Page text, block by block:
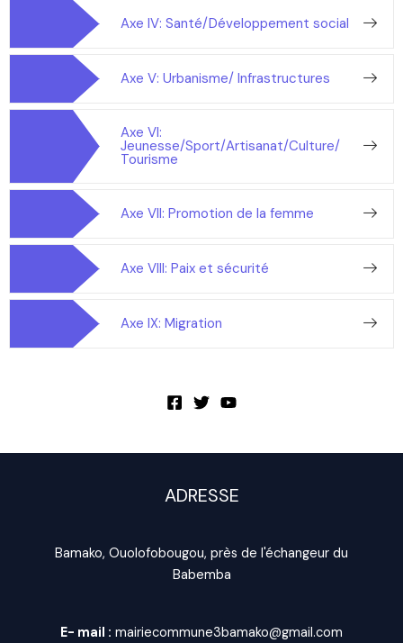
Axe IV: Santé/Développement social
Axe V: Urbanisme/ Infrastructures
Axe VI:
Jeunesse/Sport/Artisanat/Culture/
Tourisme
Axe VII: Promotion de la femme
Axe VIII: Paix et sécurité
Axe IX: Migration
ADRESSE
Bamako, Ouolofobougou, près de l'échangeur du
Babemba
E- mail : mairiecommune3bamako@gmail.com